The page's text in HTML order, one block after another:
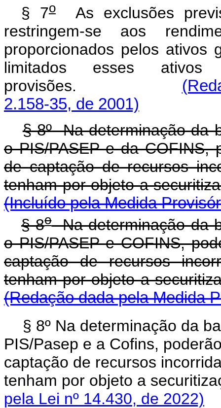
§ 7oAs exclusões
restringem-se aos
proporcionados pelos ativos
limitados esses
provisões.
2.158-35, de 2001)
§ 8ºNa determinação da
o PIS/PASEP e da COFINS,
de captação de recursos
tenham por objeto a
(Incluído pela Medida
§ 8oNa determinação da
o PIS/PASEP e COFINS,
captação de recursos
tenham por objeto a
(Redação dada pela Medida
§ 8º Na determinação da
PIS/Pasep e a Cofins,
captação de recursos
tenham por objeto a
pela Lei nº 14.430, de 2022)